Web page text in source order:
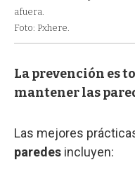
afuera.
Foto: Pxhere.
La prevención es
mantener las
Las mejores
paredes incluyen: